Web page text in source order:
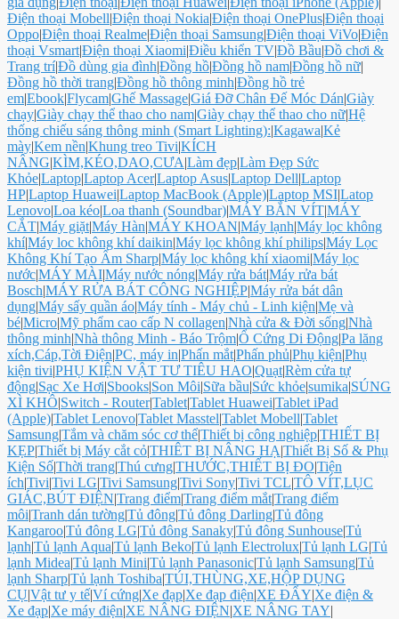
Điện thoại Mobell|Điện thoại Nokia|Điện thoại OnePlus|Điện thoại
Oppo|Điện thoại Realme|Điện thoại Samsung|Điện thoại ViVo|Điện
thoại Vsmart|Điện thoại Xiaomi|Điều khiển TV|Đồ Bầu|Đồ chơi &
Trang trí|Đồ dùng gia đình|Đồng hồ|Đồng hồ nam|Đồng hồ nữ|
Đồng hồ thời trang|Đồng hồ thông minh|Đồng hồ trẻ
em|Ebook|Flycam|Ghế Massage|Giá Đỡ Chân Đế Móc Dán|Giày
chạy|Giày chạy thể thao cho nam|Giày chạy thể thao cho nữ|Hệ
thống chiếu sáng thông minh (Smart Lighting):|Kagawa|Kẻ
mày|Kem nền|Khung treo Tivi|KÍCH
NÂNG|KÌM,KÉO,DAO,CƯA|Làm đẹp|Làm Đẹp Sức
Khỏe|Laptop|Laptop Acer|Laptop Asus|Laptop Dell|Laptop
HP|Laptop Huawei|Laptop MacBook (Apple)|Laptop MSI|Latop
Lenovo|Loa kéo|Loa thanh (Soundbar)|MÁY BẮN VÍT|MÁY
CẮT|Máy giặt|Máy Hàn|MÁY KHOAN|Máy lạnh|Máy lọc không
khí|Máy loc không khí daikin|Máy lọc không khí philips|Máy Lọc
Không Khí Tạo Ẩm Sharp|Máy lọc không khí xiaomi|Máy lọc
nước|MÁY MÀI|Máy nước nóng|Máy rửa bát|Máy rửa bát
Bosch|MÁY RỬA BÁT CÔNG NGHIỆP|Máy rửa bát dân
dụng|Máy sấy quần áo|Máy tính - Máy chủ - Linh kiện|Mẹ và
bé|Micro|Mỹ phẩm cao cấp N collagen|Nhà cửa & Đời sống|Nhà
thông minh|Nhà thông Minh - Báo Trộm|Ổ Cứng Di Động|Pa lăng
xích,Cáp,Tời Điện|PC, máy in|Phấn mắt|Phấn phủ|Phụ kiện|Phụ
kiện tivi|PHỤ KIỆN VẬT TƯ TIÊU HAO|Quạt|Rèm cửa tự
động|Sạc Xe Hơi|Sbooks|Son Môi|Sữa bầu|Sức khỏe|sumika|SÚNG
XÌ KHÔ|Switch - Router|Tablet|Tablet Huawei|Tablet iPad
(Apple)|Tablet Lenovo|Tablet Masstel|Tablet Mobell|Tablet
Samsung|Tắm và chăm sóc cơ thể|Thiết bị công nghiệp|THIẾT BỊ
KẸP|Thiết bị Máy cắt cỏ|THIÊT BỊ NÂNG HẠ|Thiết Bị Số & Phụ
Kiện Số|Thời trang|Thú cưng|THƯỚC,THIẾT BỊ ĐO|Tiện
ích|Tivi|Tivi LG|Tivi Samsung|Tivi Sony|Tivi TCL|TÔ VÍT,LỤC
GIÁC,BÚT ĐIỆN|Trang điểm|Trang điểm mắt|Trang điểm
môi|Tranh dán tường|Tủ đông|Tủ đông Darling|Tủ đông
Kangaroo|Tủ đông LG|Tủ đông Sanaky|Tủ đông Sunhouse|Tủ
lạnh|Tủ lạnh Aqua|Tủ lạnh Beko|Tủ lạnh Electrolux|Tủ lạnh LG|Tủ
lạnh Midea|Tủ lạnh Mini|Tủ lạnh Panasonic|Tủ lạnh Samsung|Tủ
lạnh Sharp|Tủ lạnh Toshiba|TÚI,THÙNG,XE,HỘP DỤNG
CỤ|Vật tư y tế|Ví cứng|Xe đạp|Xe đạp điện|XE ĐẨY|Xe điện &
Xe đạp|Xe máy điện|XE NÂNG ĐIỆN|XE NÂNG TAY|